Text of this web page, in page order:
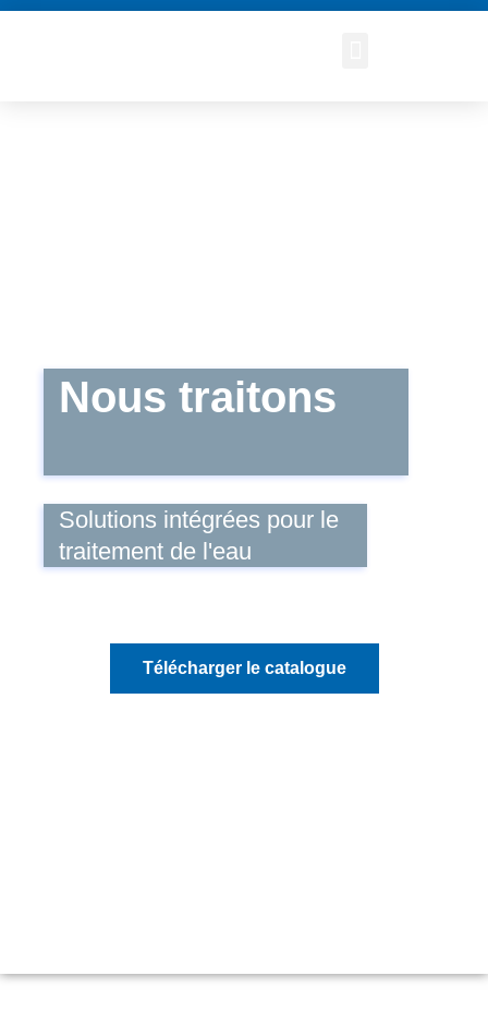
Nous traitons
Solutions intégrées pour le
traitement de l'eau
Télécharger le catalogue